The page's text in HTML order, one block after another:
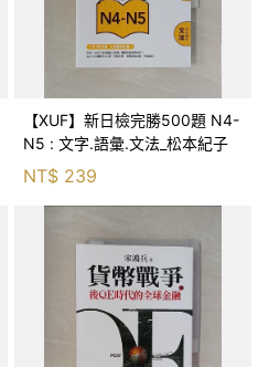
【XUF】新日檢完勝500題 N4-
N5 : 文字.語彙.文法_松本紀子
NT$ 239